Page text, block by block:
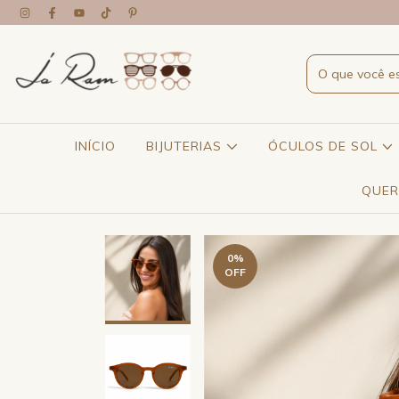
INÍCIO BIJUTERIAS ÓCULOS DE SOL
0%
OFF